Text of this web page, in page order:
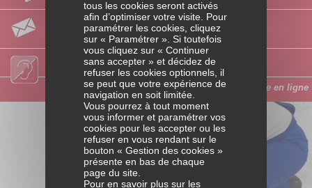
Accès au logement
Travaux et aménagements
Charges liées au logement
PROFESSIONNELLES
Variations d’activités
Par email
Posez-nous votre question
Accès personnes sourdes ou malentendantes
Faites votre demande d’aide en ligne
tous les cookies seront activés
afin d’optimiser votre visite. Pour
paramétrer les cookies, cliquez
sur « Paramétrer ». Si toutefois
vous cliquez sur « Continuer
sans accepter » et décidez de
refuser les cookies optionnels, il
se peut que votre expérience de
navigation en soit limitée.
Vous pourrez à tout moment
vous informer et paramétrer vos
cookies pour les accepter ou les
refuser en vous rendant sur le
bouton « Gestion des cookies »
présente en bas de chaque
page du site.
Pour en savoir plus sur les